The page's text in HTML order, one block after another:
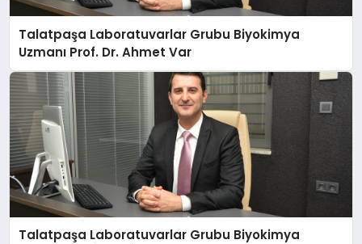
Talatpaşa Laboratuvarlar Grubu Biyokimya
Uzmanı Prof. Dr. Ahmet Var
Talatpaşa Laboratuvarlar Grubu Biyokimya